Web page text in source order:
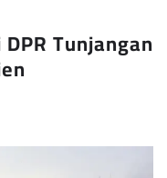
Tunjangan